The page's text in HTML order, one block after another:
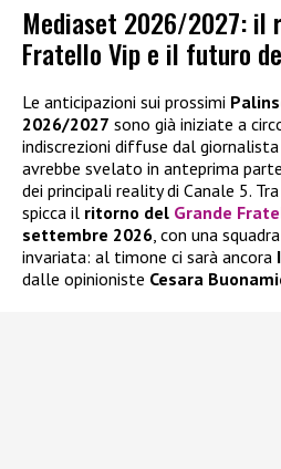
Mediaset 2026/2027: il
Fratello Vip e il futuro
Le anticipazioni sui prossimi
2026/2027 sono già iniziate a
indiscrezioni diffuse dal giornalista
avrebbe svelato in anteprima
dei principali reality di Canale 5.
spicca il ritorno del Grande
settembre 2026 , con una
invariata: al timone ci sarà ancora
dalle opinioniste Cesara